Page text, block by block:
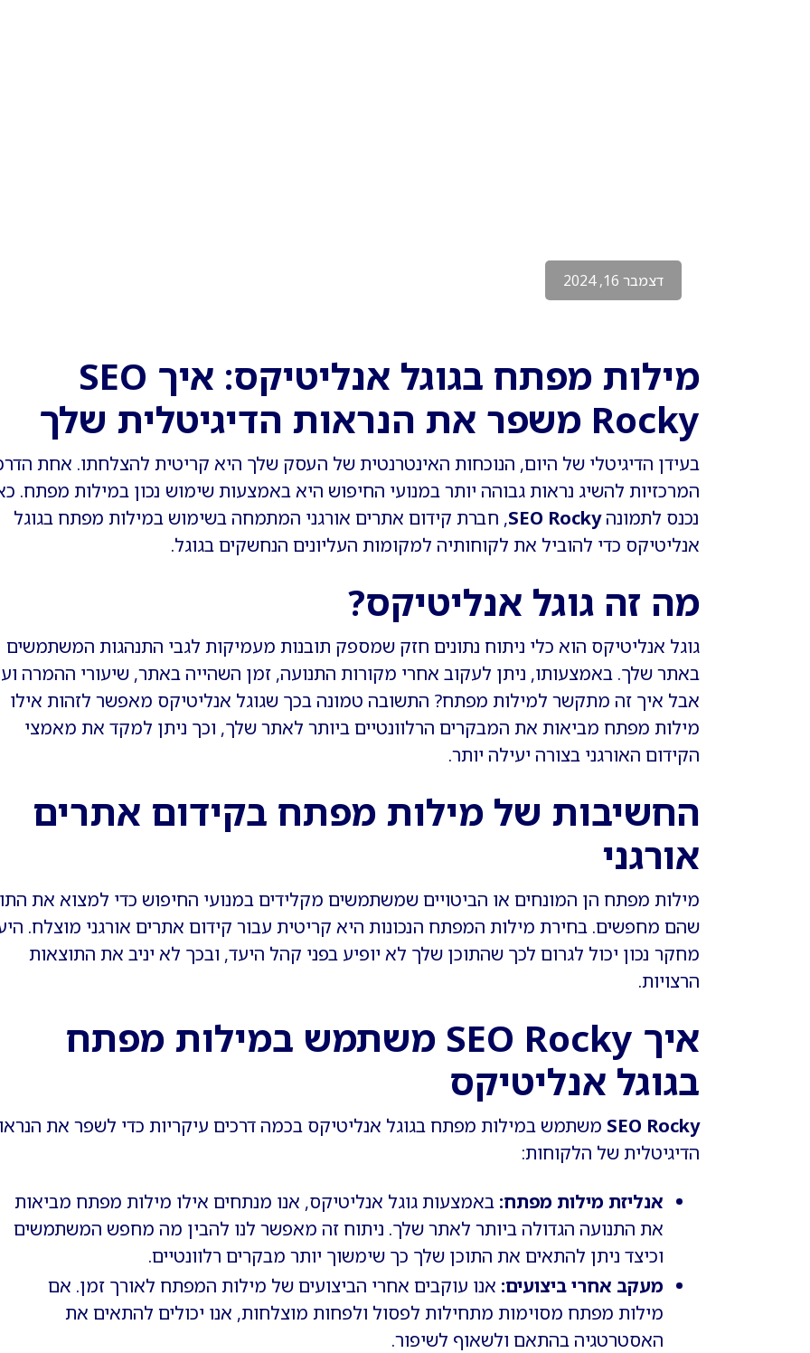
דצמבר 16, 2024
מילות מפתח בגוגל אנליטיקס: איך SEO
Rocky משפר את הנראות הדיגיטלית שלך
בעידן הדיגיטלי של היום, הנוכחות האינטרנטית של העסק שלך היא קריטית להצלחתו. אחת
המרכזיות להשיג נראות גבוהה יותר במנועי החיפוש היא באמצעות שימוש נכון במילות מפתח.
נכנס לתמונהSEO Rocky, חברת קידום אתרים אורגני המתמחה בשימוש במילות מפתח בגוגל
אנליטיקס כדי להוביל את לקוחותיה למקומות העליונים הנחשקים בגוגל.
מה זה גוגל אנליטיקס?
גוגל אנליטיקס הוא כלי ניתוח נתונים חזק שמספק תובנות מעמיקות לגבי התנהגות המשתמשים
באתר שלך. באמצעותו, ניתן לעקוב אחרי מקורות התנועה, זמן השהייה באתר, שיעורי ההמרה
אבל איך זה מתקשר למילות מפתח? התשובה טמונה בכך שגוגל אנליטיקס מאפשר לזהות אילו
מילות מפתח מביאות את המבקרים הרלוונטיים ביותר לאתר שלך, וכך ניתן למקד את מאמצי
הקידום האורגני בצורה יעילה יותר.
החשיבות של מילות מפתח בקידום אתרים
אורגני
מילות מפתח הן המונחים או הביטויים שמשתמשים מקלידים במנועי החיפוש כדי למצוא את
שהם מחפשים. בחירת מילות המפתח הנכונות היא קריטית עבור קידום אתרים אורגני מוצלח.
מחקר נכון יכול לגרום לכך שהתוכן שלך לא יופיע בפני קהל היעד, ובכך לא יניב את התוצאות
הרצויות.
איך SEO Rocky משתמש במילות מפתח
בגוגל אנליטיקס
SEO Rocky משתמש במילות מפתח בגוגל אנליטיקס בכמה דרכים עיקריות כדי לשפר את
הדיגיטלית של הלקוחות:
אנליזת מילות מפתח: באמצעות גוגל אנליטיקס, אנו מנתחים אילו מילות מפתח מביאות
את התנועה הגדולה ביותר לאתר שלך. ניתוח זה מאפשר לנו להבין מה מחפש המשתמשים
וכיצד ניתן להתאים את התוכן שלך כך שימשוך יותר מבקרים רלוונטיים.
מעקב אחרי ביצועים: אנו עוקבים אחרי הביצועים של מילות המפתח לאורך זמן. אם
מילות מפתח מסוימות מתחילות לפסול ולפחות מוצלחות, אנו יכולים להתאים את
האסטרטגיה בהתאם ולשאוף לשיפור.